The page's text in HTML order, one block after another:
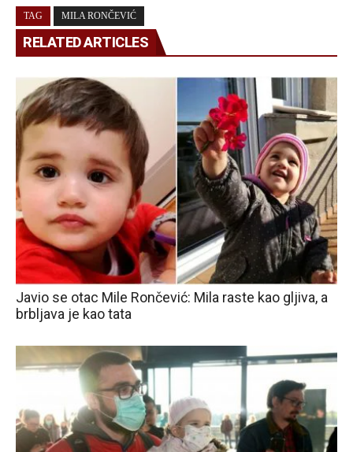
TAG MILA RONČEVIĆ
RELATED ARTICLES
Javio se otac Mile Rončević: Mila raste kao gljiva, a
brbljava je kao tata